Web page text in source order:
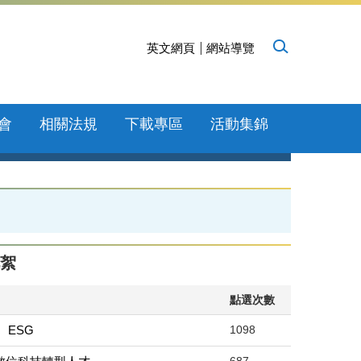
英文網頁 網站導覽
相關法規 下載專區 活動集錦
點選次數
ESG 1098